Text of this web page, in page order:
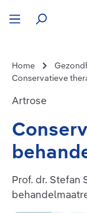
Home
Conservatieve
Artrose
Prof. dr. Stefan